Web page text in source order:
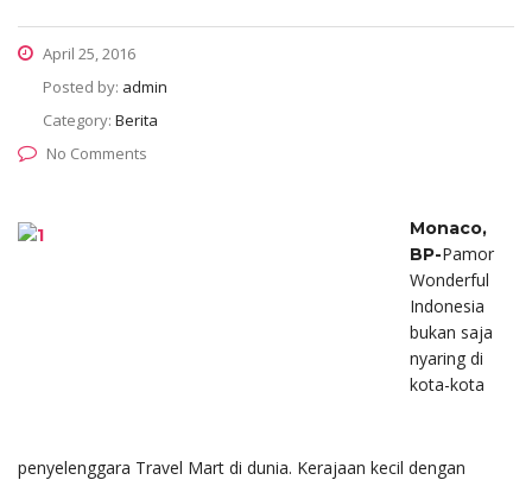
April 25, 2016
Posted by: admin
Category: Berita
No Comments
Monaco,
BP-Pamor
Wonderful
Indonesia
bukan saja
nyaring di
kota-kota
penyelenggara Travel Mart di dunia. Kerajaan kecil dengan